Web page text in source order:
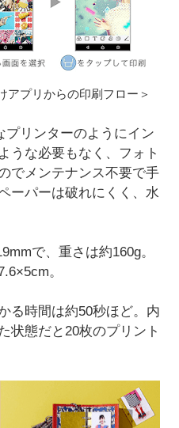
プリからの印刷フロー＞
プリンターのようにイン
うな必要もなく、フォト
でメンテナンス不要で手
ーパーは破れにくく、水
で、重さは約160g。
。
る時間は約50秒ほど。内
状態だと20枚のプリント